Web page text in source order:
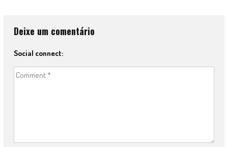
Deixe um comentário
Social connect: